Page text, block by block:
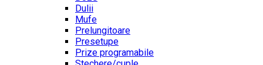
Dulii
Mufe
Prelungitoare
Presetupe
Prize programabile